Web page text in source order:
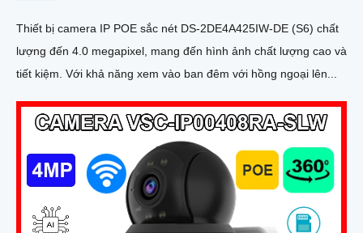
Thiết bị camera IP POE sắc nét DS-2DE4A425IW-DE (S6) chất
lượng đến 4.0 megapixel, mang đến hình ảnh chất lượng cao và
tiết kiệm. Với khả năng xem vào ban đêm với hồng ngoại lên...